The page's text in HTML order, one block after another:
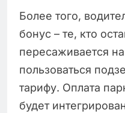
Более того,
бонус – те, кто
пересаживается
пользоваться
тарифу. Оплата
будет